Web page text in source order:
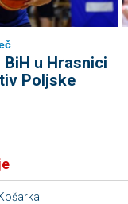
BiH u Hrasnici
Poljske